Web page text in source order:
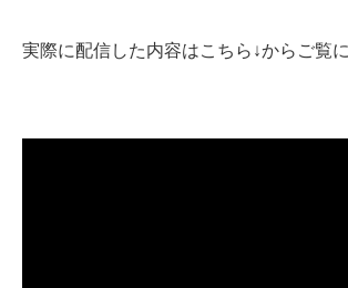
実際に配信した内容はこちら↓からご覧に